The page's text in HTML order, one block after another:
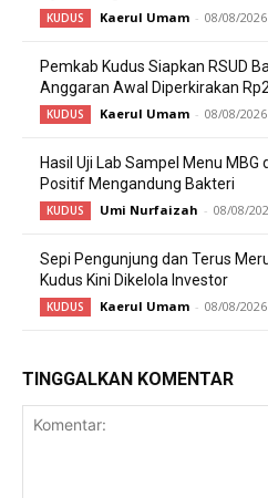
KUDUS Kaerul Umam - 08/08/2026
Pemkab Kudus Siapkan RSUD
Anggaran Awal Diperkirakan
KUDUS Kaerul Umam - 08/08/2026
Hasil Uji Lab Sampel Menu MBG
Positif Mengandung Bakteri
KUDUS Umi Nurfaizah - 08/08/
Sepi Pengunjung dan Terus
Kudus Kini Dikelola Investor
KUDUS Kaerul Umam - 08/08/2026
TINGGALKAN KOMENTAR